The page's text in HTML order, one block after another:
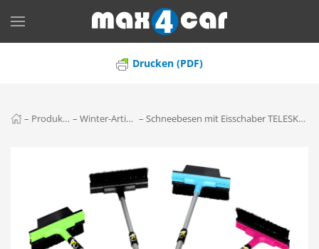
Skip to main content
Drucken (PDF)
– Produkte – Winter-Artikel – Schneebesen mit Eisschaber TELESKOP